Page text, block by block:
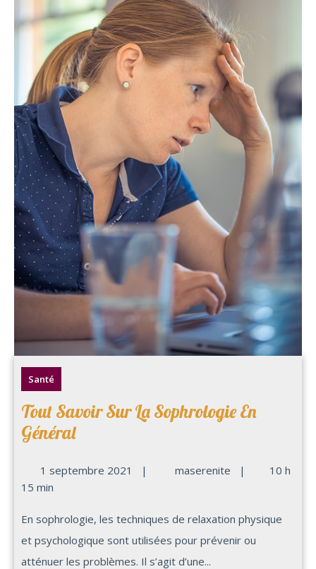
Santé
Tout Savoir Sur La Sophrologie En
Général
1 septembre 2021 | maserenite |
10 h
15 min
En sophrologie, les techniques de relaxation physique
et psychologique sont utilisées pour prévenir ou
atténuer les problèmes. Il s’agit d’une...